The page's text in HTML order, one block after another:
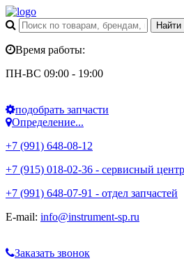
Время работы:
ПН-ВС 09:00 - 19:00
подобрать запчасти
Определение...
+7 (991) 648-08-12
+7 (915) 018-02-36 - сервисный центр
+7 (991) 648-07-91 - отдел запчастей
E-mail: info@instrument-sp.ru
Заказать звонок